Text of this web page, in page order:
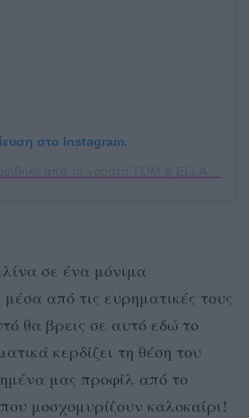
στο Instagram.
σε ένα μόνιμα
μέσα από τις ευρηματικές τους
θα βρεις σε αυτό εδώ το
κερδίζει τη θέση του
μας προφίλ από το
μοσχομυρίζουν καλοκαίρι!